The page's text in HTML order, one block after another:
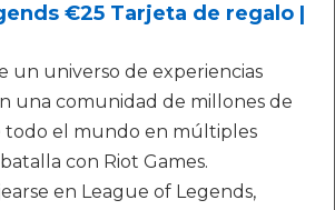
€25 Tarjeta de regalo |
un universo de experiencias
una comunidad de millones de
todo el mundo en múltiples
con Riot Games.
en League of Legends,